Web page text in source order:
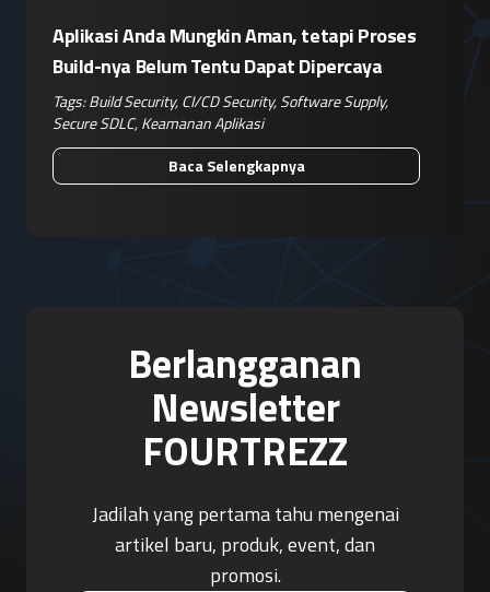
Aplikasi Anda Mungkin Aman, tetapi Proses
Build-nya Belum Tentu Dapat Dipercaya
Tags:Build Security,CI/CD Security,Software Supply,
Secure SDLC,Keamanan Aplikasi
Baca Selengkapnya
Berlangganan
Newsletter
FOURTREZZ
Jadilah yang pertama tahu mengenai
artikel baru, produk, event, dan
promosi.